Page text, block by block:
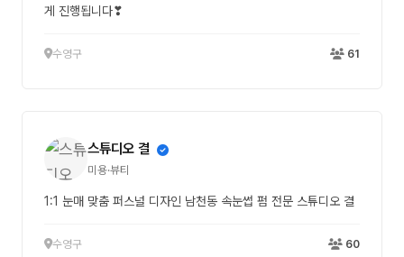
게 진행됩니다❣
수영구 61
스튜디오 결
미용·뷰티
1:1 눈매 맞춤 퍼스널 디자인 남천동 속눈썹 펌 전문 스튜디오 결
수영구 60